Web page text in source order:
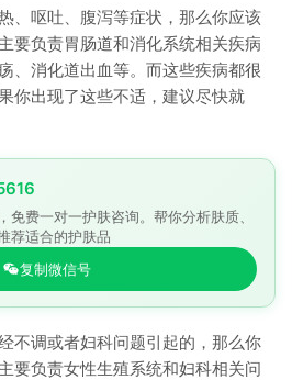
、呕吐、腹泻等症状，那么你应该
要负责胃肠道和消化系统相关疾病
、消化道出血等。而这些疾病都很
你出现了这些不适，建议尽快就
免费一对一护肤咨询。帮你分析肤质、
荐适合的护肤品
复制微信号
不调或者妇科问题引起的，那么你
要负责女性生殖系统和妇科相关问